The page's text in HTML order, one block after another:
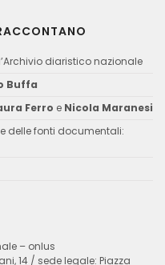
diaristico nazionale
Buffa
Ferro e Nicola Maranesi
delle fonti documentali:
– onlus
14 / sede legale: Piazza